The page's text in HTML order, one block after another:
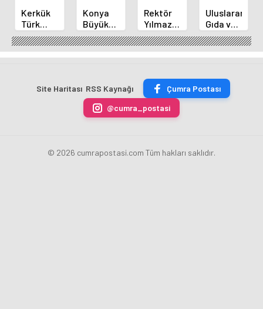
Kerkük
Türk
Dünyası
Belediyeler
Birliği
Konya
Büyükşehir'den
Alanya
Yangınına
Destek
Rektör
Yılmaz
ve
Akademisyenler
2.
Şurasında
Uluslararası
Gıda ve
İnovasyon
Forumu
Selçuklu'da
Site Haritası RSS Kaynağı
Çumra Postası
@cumra_postasi
© 2026 cumrapostasi.com Tüm hakları saklıdır.